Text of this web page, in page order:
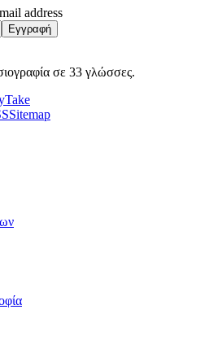
address
Εγγραφή
σε 33 γλώσσες.
Take
Sitemap